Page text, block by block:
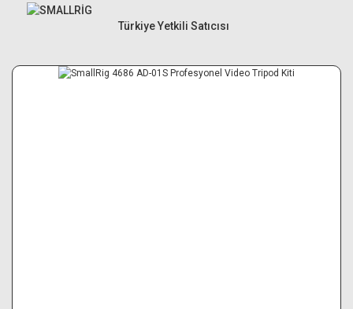
Türkiye Yetkili Satıcısı